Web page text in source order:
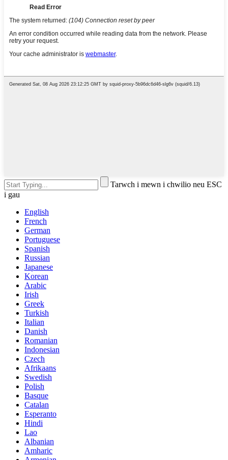
Tarwch i mewn i chwilio neu ESC
i gau
English
French
German
Portuguese
Spanish
Russian
Japanese
Korean
Arabic
Irish
Greek
Turkish
Italian
Danish
Romanian
Indonesian
Czech
Afrikaans
Swedish
Polish
Basque
Catalan
Esperanto
Hindi
Lao
Albanian
Amharic